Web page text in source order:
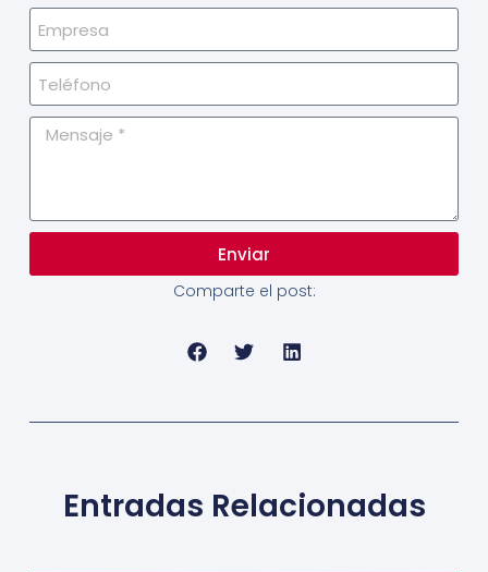
Enviar
Comparte el post:
Entradas Relacionadas